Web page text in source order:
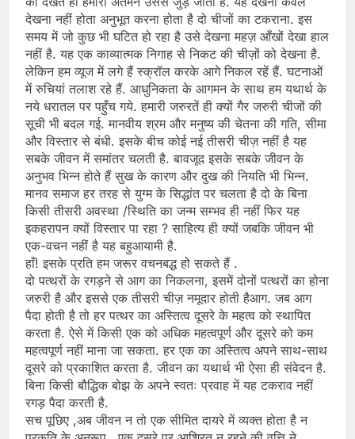
देखना नहीं होता अनुभूत करना होता है दो चीजों का टकराना. इस
समय में जो कुछ भी घटित हो रहा है उसे देखना महज़ आँखों देखा हाल
नहीं है. यह एक काव्यात्मक निगाह से निकट की चीज़ों को देखना है.
लेकिन हम व्यूज में लगे हैं स्क्रॉल करके आगे निकल रहें हैं. घटनाओं
में रुचियां तलाश रहे हैं. आधुनिकता के आगमन के साथ हम यथार्थ के
नये धरातल पर पहुँच गये. हमारी जरुरतें ही क्यों गैर जरुरी चीजों की
सूची भी बदल गई. मानवीय श्रम और मनुष्य की चेतना की गति, सीमा
और विस्तार से बंधी. इसके बीच कोई नई तीसरी चीज़ नहीं है यह
सबके जीवन में समांतर चलती है. बावजूद इसके सबके जीवन के
अनुभव भिन्न होते हैं सुख के कारण और दुख की नियति भी भिन्न.
मानव समाज हर तरह से युग्म के सिद्धांत पर चलता है दो के बिना
किसी तीसरी अवस्था /स्थिति का जन्म सम्भव ही नहीं फिर यह
इकहरापन क्यों विस्तार पा रहा ? साहित्य ही क्यों जबकि जीवन भी
एक-वचन नहीं है यह बहुआयामी है.
हाँ! इसके प्रति हम जरूर वचनबद्ध हो सकते हैं .
दो पत्थरों के रगड़ने से आग का निकलना, इसमें दोनों पत्थरों का होना
जरुरी है और इससे एक तीसरी चीज़ नमूदार होती हैआग. जब आग
पैदा होती है तो हर पत्थर का अस्तित्व दूसरे के महत्व को स्थापित
करता है. ऐसे में किसी एक को अधिक महत्वपूर्ण और दूसरे को कम
महत्वपूर्ण नहीं माना जा सकता. हर एक का अस्तित्व अपने साथ-साथ
दूसरे को प्रकाशित करता है. जीवन का यथार्थ भी ऐसा ही संवेदन है.
बिना किसी बौद्धिक बोझ के अपने स्वतः प्रवाह में यह टकराव नहीं
रगड़ पैदा करती है.
सच पूछिए ,अब जीवन न तो एक सीमित दायरे में व्यक्त होता है न